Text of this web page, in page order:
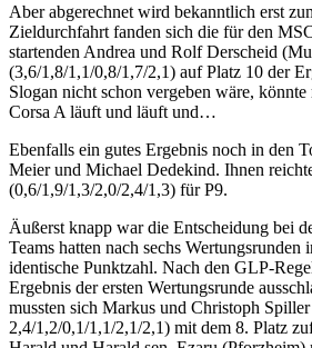
Aber abgerechnet wird bekanntlich erst
Zieldurchfahrt fanden sich die für den
startenden Andrea und Rolf Derscheid
(3,6/1,8/1,1/0,8/1,7/2,1) auf Platz 10 der
Slogan nicht schon vergeben wäre, könnte
Corsa A läuft und läuft und…
Ebenfalls ein gutes Ergebnis noch in den
Meier und Michael Dedekind. Ihnen
(0,6/1,9/1,3/2,0/2,4/1,3) für P9.
Äußerst knapp war die Entscheidung bei
Teams hatten nach sechs
identische Punktzahl. Nach den GLP-
Ergebnis der ersten Wertungsrunde
mussten sich Markus und Christoph
2,4/1,2/0,1/1,1/2,1/2,1) mit dem 8. Platz